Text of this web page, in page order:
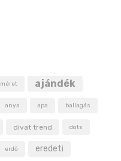
méret ajándék
anya apa ballagás
divat trend dots
erdő eredeti